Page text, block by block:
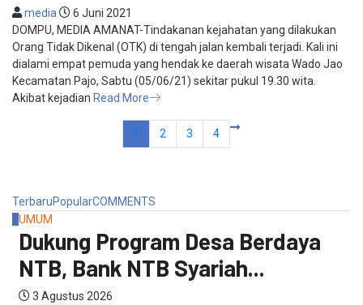
media
6 Juni 2021
DOMPU, MEDIA AMANAT-Tindakanan kejahatan yang dilakukan
Orang Tidak Dikenal (OTK) di tengah jalan kembali terjadi. Kali ini
dialami empat pemuda yang hendak ke daerah wisata Wado Jao
Kecamatan Pajo, Sabtu (05/06/21) sekitar pukul 19.30 wita.
Akibat kejadian Read More
1 2 3 4
TerbaruPopularCOMMENTS
UMUM
Dukung Program Desa Berdaya
NTB, Bank NTB Syariah...
3 Agustus 2026